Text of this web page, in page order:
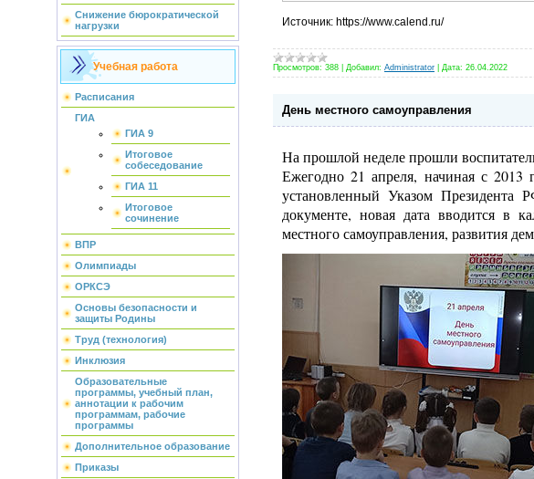
Снижение бюрократической
нагрузки
Учебная работа
Расписания
ГИА
ГИА 9
Итоговое
собеседование
ГИА 11
Итоговое
сочинение
ВПР
Олимпиады
ОРКСЭ
Основы безопасности и
защиты Родины
Труд (технология)
Инклюзия
Образовательные
программы, учебный план,
аннотации к рабочим
программам, рабочие
программы
Дополнительное образование
Приказы
Источник: https://www.calend.ru/
Просмотров: 388 Добавил: Administrator Дата: 26.04.2022
День местного самоуправления
На прошлой неделе прошли
Ежегодно 21 апреля, начиная с 2013
установленный Указом
документе, новая дата вводится в
местного самоуправления, развития